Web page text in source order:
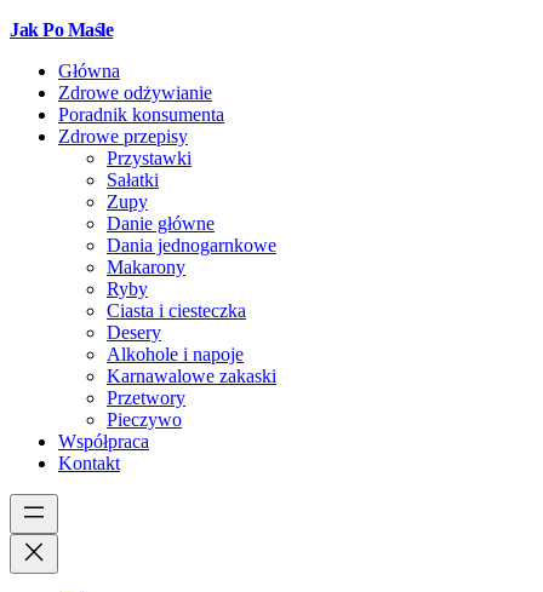
Jak Po Maśle
Główna
Zdrowe odżywianie
Poradnik konsumenta
Zdrowe przepisy
Przystawki
Sałatki
Zupy
Danie główne
Dania jednogarnkowe
Makarony
Ryby
Ciasta i ciesteczka
Desery
Alkohole i napoje
Karnawalowe zakaski
Przetwory
Pieczywo
Współpraca
Kontakt